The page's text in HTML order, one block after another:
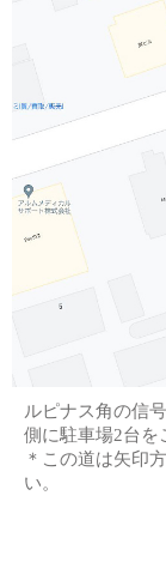
ルピナス角の信
側に駐車場2台を
＊この道は矢印
い。